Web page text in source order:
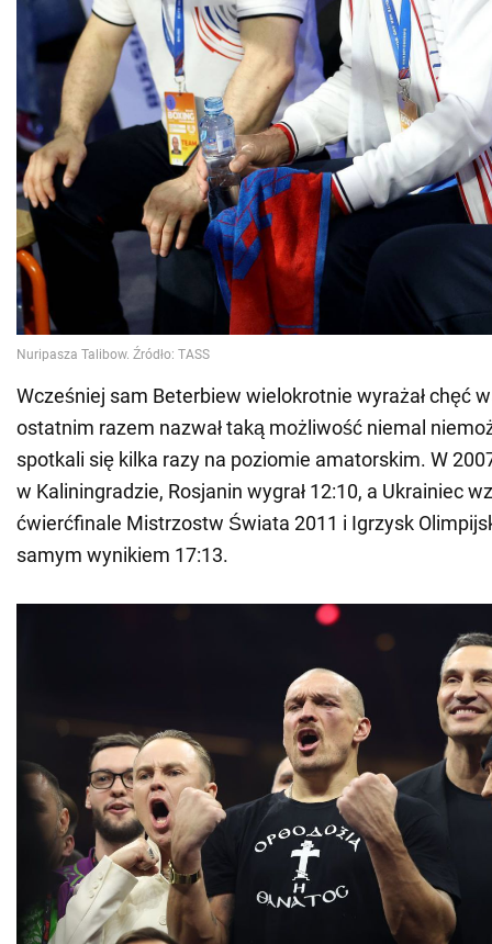
Wcześniej sam Beterbiew wielokrotnie wyrażał chęć
ostatnim razem nazwał taką możliwość niemal
spotkali się kilka razy na poziomie amatorskim. W
w Kaliningradzie, Rosjanin wygrał 12:10, a Ukrainiec
ćwierćfinale Mistrzostw Świata 2011 i Igrzysk
samym wynikiem 17:13.